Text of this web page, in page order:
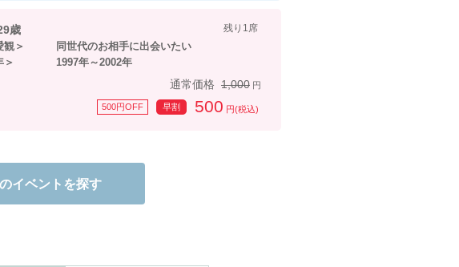
残り1席
歳
観＞ 同世代のお相手に出会いたい
＞ 1997年～2002年
通常価格 1,000 円
500円OFF 早割 500 円(税込)
イベントを探す